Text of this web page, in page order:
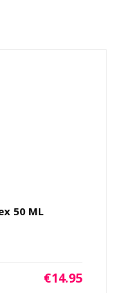
50 ML
€14.95